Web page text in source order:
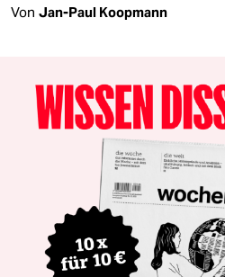
Von Jan-Paul Koopmann